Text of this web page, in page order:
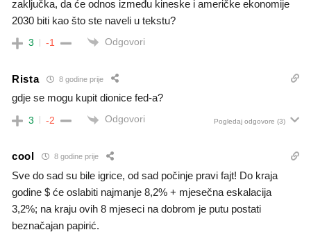
zaključka, da će odnos između kineske i američke ekonomije
2030 biti kao što ste naveli u tekstu?
3 -1 Odgovori
Rista 8 godine prije
gdje se mogu kupit dionice fed-a?
3 -2 Odgovori Pogledaj odgovore (3)
cool 8 godine prije
Sve do sad su bile igrice, od sad počinje pravi fajt! Do kraja
godine $ će oslabiti najmanje 8,2% + mjesečna eskalacija
3,2%; na kraju ovih 8 mjeseci na dobrom je putu postati
beznačajan papirić.